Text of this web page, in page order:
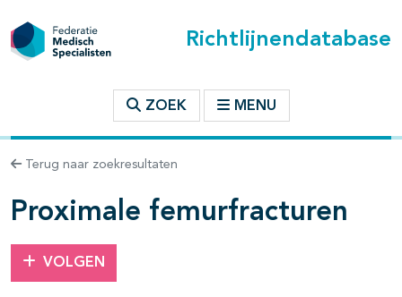
Richtlijnendatabase
ZOEK MENU
Terug naar zoekresultaten
Proximale femurfracturen
VOLGEN
binnen deze richtlijn